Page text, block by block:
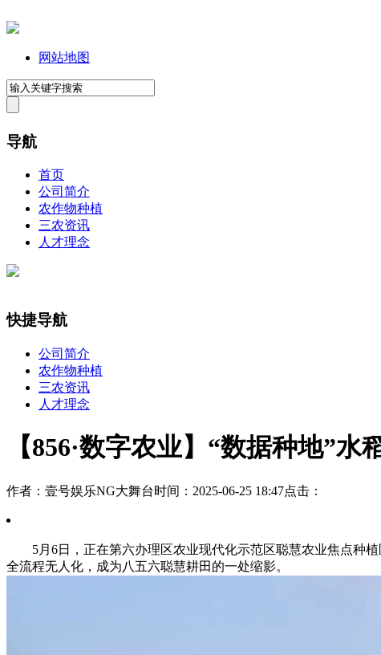
网站地图
导航
首页
公司简介
农作物种植
三农资讯
人才理念
快捷导航
公司简介
农作物种植
三农资讯
人才理念
【856·数字农业】“数据种地”水
作者：壹号娱乐NG大舞台时间：2025-06-25 18:47点击：
5月6日，正在第六办理区农业现代化示范区聪慧农业焦点种植
全流程无人化，成为八五六聪慧耕田的一处缩影。